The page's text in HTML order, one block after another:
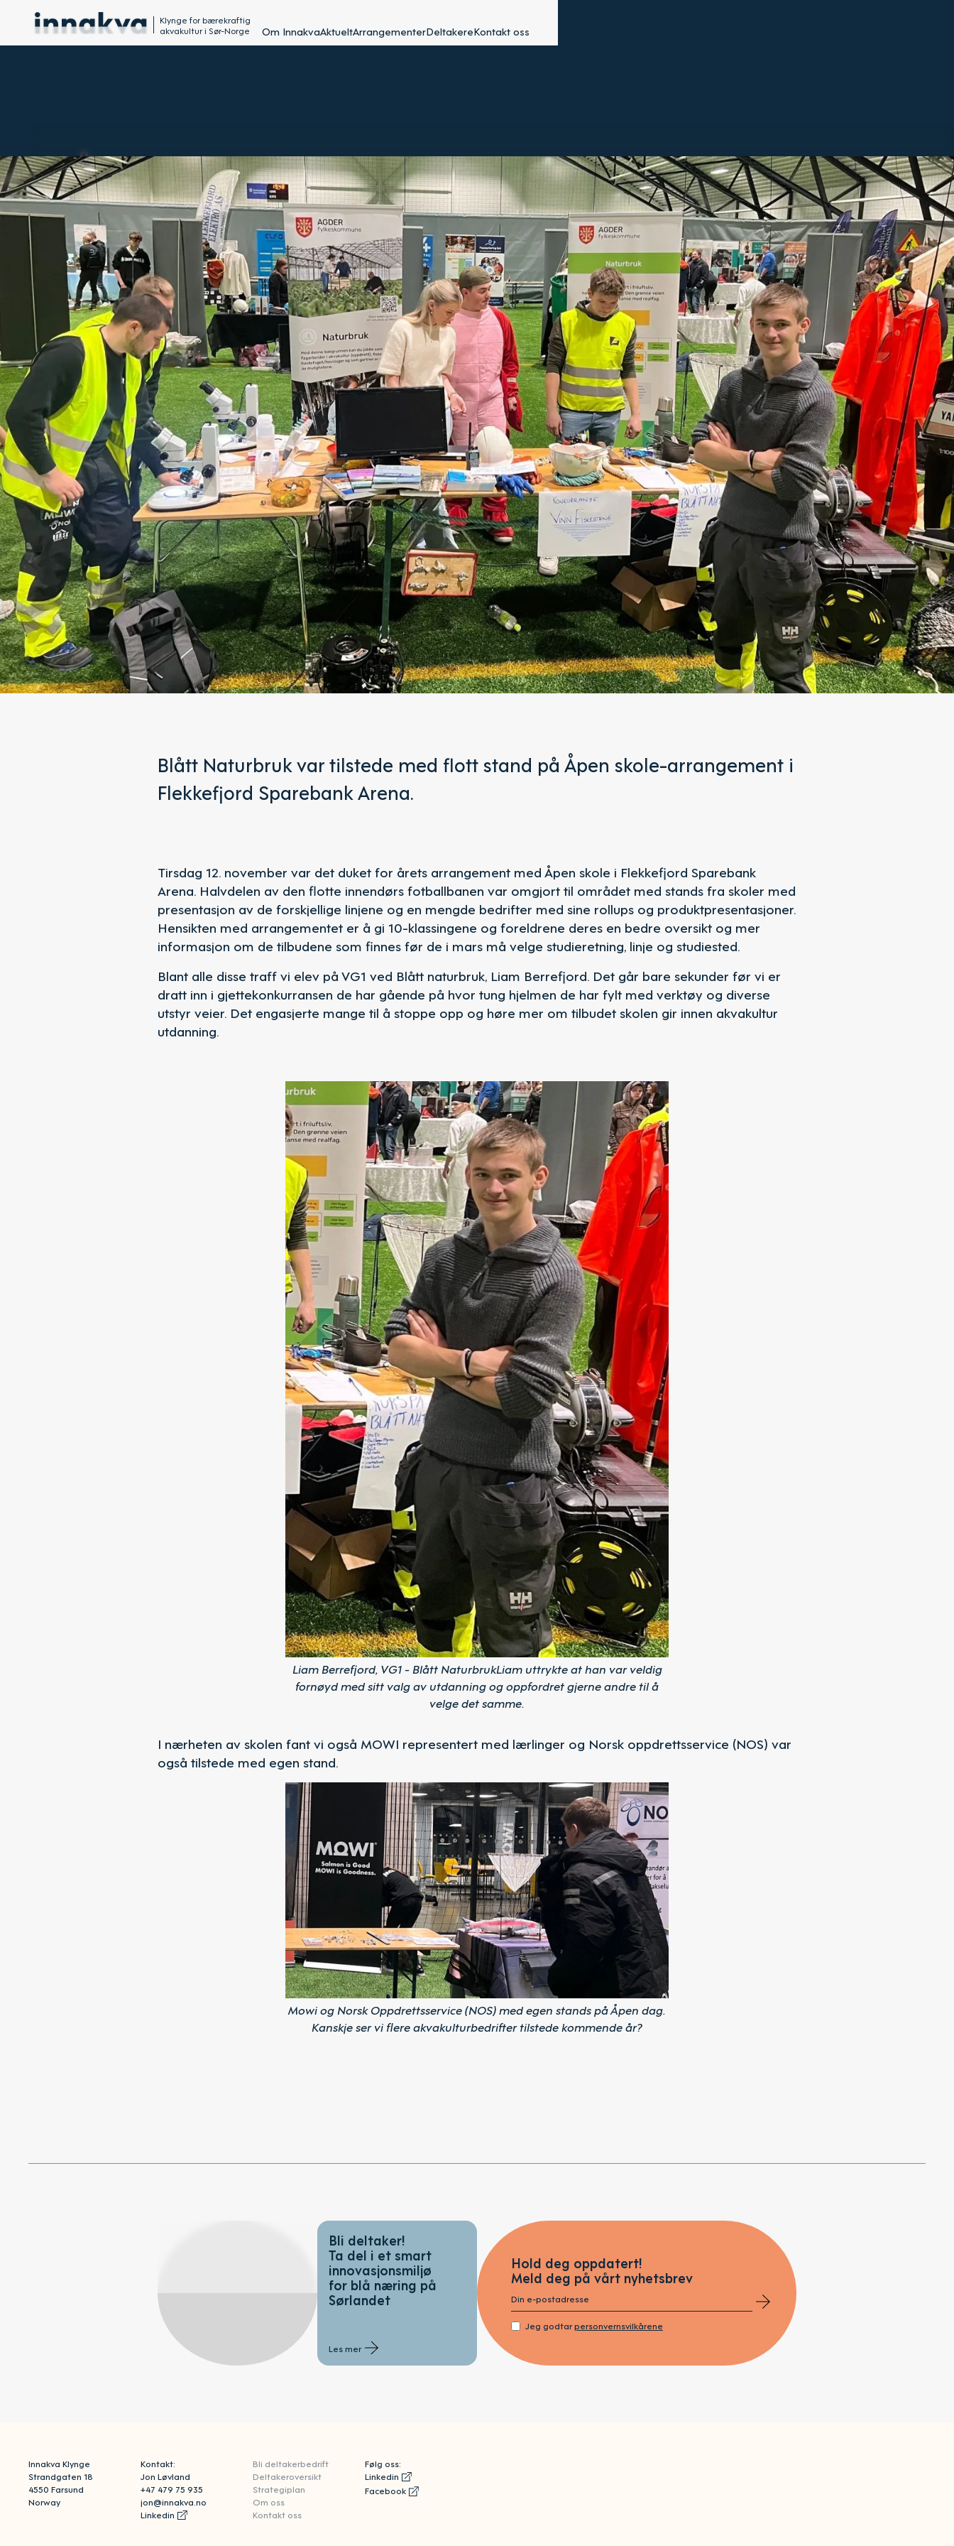
Klynge for bærekraftig
akvakultur i Sør-Norge
Om InnakvaAktueltArrangementerDeltakereKontakt oss
BLÅTT NATURBRUK OG
NÆRINGEN MED STAND PÅ
ÅPEN SKOLE
17.11.2024AV: JON LØVLAND
Blått Naturbruk var tilstede med flott stand på Åpen skole-arrangement i
Flekkefjord Sparebank Arena.
Tirsdag 12. november var det duket for årets arrangement med Åpen skole i Flekkefjord Sparebank
Arena. Halvdelen av den flotte innendørs fotballbanen var omgjort til området med stands fra skoler med
presentasjon av de forskjellige linjene og en mengde bedrifter med sine rollups og produktpresentasjoner.
Hensikten med arrangementet er å gi 10-klassingene og foreldrene deres en bedre oversikt og mer
informasjon om de tilbudene som finnes før de i mars må velge studieretning, linje og studiested.
Blant alle disse traff vi elev på VG1 ved Blått naturbruk, Liam Berrefjord. Det går bare sekunder før vi er
dratt inn i gjettekonkurransen de har gående på hvor tung hjelmen de har fylt med verktøy og diverse
utstyr veier. Det engasjerte mange til å stoppe opp og høre mer om tilbudet skolen gir innen akvakultur
utdanning.
Liam Berrefjord, VG1 - Blått NaturbrukLiam uttrykte at han var veldig
fornøyd med sitt valg av utdanning og oppfordret gjerne andre til å
velge det samme.
I nærheten av skolen fant vi også MOWI representert med lærlinger og Norsk oppdrettsservice (NOS) var
også tilstede med egen stand.
Mowi og Norsk Oppdrettsservice (NOS) med egen stands på Åpen dag.
Kanskje ser vi flere akvakulturbedrifter tilstede kommende år?
Bli deltaker!
Ta del i et smart
innovasjonsmiljø
for blå næring på
Sørlandet
Les mer
Hold deg oppdatert!
Meld deg på vårt nyhetsbrev
Jeg godtarpersonvernsvilkårene
Innakva Klynge
Strandgaten 18
4550 Farsund
Norway
Kontakt:
Jon Løvland
+47 479 75 935
jon@innakva.no
Linkedin
Bli deltakerbedrift
Deltakeroversikt
Strategiplan
Om oss
Kontakt oss
Følg oss:
Linkedin
Facebook